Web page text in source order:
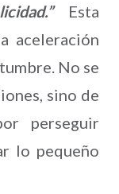
Esta
aceleración
No se
sino de
perseguir
lo pequeño